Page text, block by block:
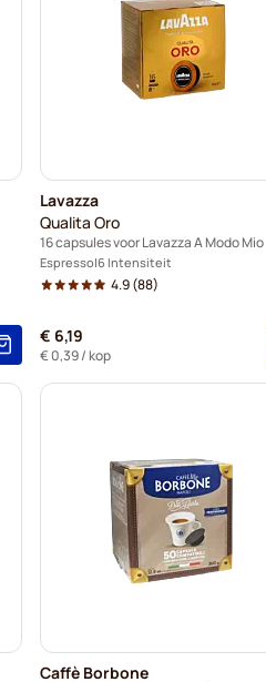
Lavazza
Qualita Oro
16 capsules voor Lavazza A Modo Mio
Espresso 6 Intensiteit
4.9(88)
€ 6,19
€ 0,39/ kop
Caffè Borbone